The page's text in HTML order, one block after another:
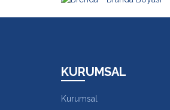
KURUMSAL
Kurumsal